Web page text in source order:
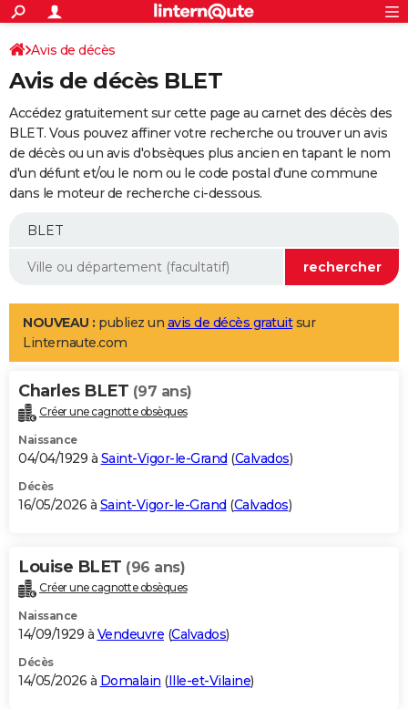
ACTUALITÉS
Politique
Société
Faits Divers
Education
Monde
Villes
+
SPORT
Coupe du monde 2026
Football
Tennis
Cyclisme
Rugby
Forum
Programme TV
TNT
Streaming
Cinéma
Sorties cinéma
Musique
+
FINANCE
Retraite
Impôts
Epargne
Immobilier
Risques naturels par ville
Banque
Assurance
Crédit
AUTO
Essais
Réserver un essai
Citadines
Berlines
SUV
Forum auto
+
Mobiles
Meilleur smartphone
Internet
Ordinateurs
Jeux vidéo
Guide high-tech
Aménagement intérieur
LIFESTYLE
Art de vivre
Bien-être
Loisirs
Mode
Modes de vie
Alimentation
Guide de la santé
Maladies
Médicaments
Sommeil
VOYAGE
Destinations
City break
Voyage nature
Voyage de noces
Forum
Climat
+PHOTO
GUIDES D'ACHAT
BONS PLANS
Carte de Noël
Carte Bonne année
Carte Saint-Valentin
Carte Pâques
Carte d'anniversaire
DICTIONNAIRE
Dictionnaire
Biographies
Citations
Expressions
Proverbes
PROGRAMME TV
S'inscrire
Se connecter
Lycées
Collèges
Primaires
Universités
Entreprises
Service militaire
Avis de recherche
AVIS DE DÉCÈS
Avis de décès
Avis de décès BLET
Accédez gratuitement sur cette page au carnet des décès des
BLET. Vous pouvez affiner votre recherche ou trouver un avis
de décès ou un avis d'obsèques plus ancien en tapant le nom
d'un défunt et/ou le nom ou le code postal d'une commune
dans le moteur de recherche ci-dessous.
NOUVEAU : publiez un avis de décès gratuitsur
Linternaute.com
Charles BLET (97 ans)
Créer une cagnotte obsèques
Naissance
04/04/1929 à Saint-Vigor-le-Grand (Calvados)
Décès
16/05/2026 à Saint-Vigor-le-Grand (Calvados)
Louise BLET (96 ans)
Créer une cagnotte obsèques
Naissance
14/09/1929 à Vendeuvre (Calvados)
Décès
14/05/2026 à Domalain (Ille-et-Vilaine)